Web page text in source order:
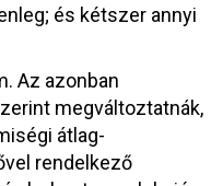
és kétszer annyi
Az azonban
megváltoztatnák,
átlag-
rendelkező